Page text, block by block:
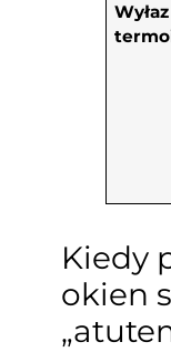
Wyłaz
Kiedy
okien